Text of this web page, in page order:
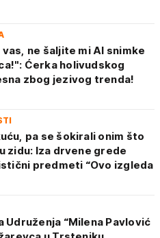
ne šaljite mi AI snimke
Ćerka holivudskog
zbog jezivog trenda!
pa se šokirali onim što
zidu: Iza drvene grede
predmeti “Ovo izgleda
Udruženja “Milena Pavlović